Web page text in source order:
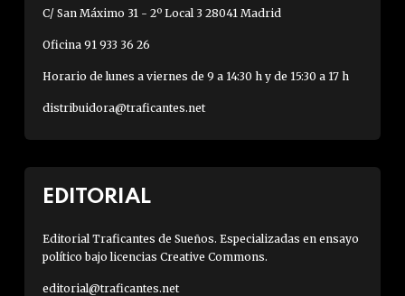
C/ San Máximo 31 - 2º Local 3 28041 Madrid
Oficina 91 933 36 26
Horario de lunes a viernes de 9 a 14:30 h y de 15:30 a 17 h
distribuidora@traficantes.net
EDITORIAL
Editorial Traficantes de Sueños. Especializadas en ensayo
político bajo licencias Creative Commons.
editorial@traficantes.net